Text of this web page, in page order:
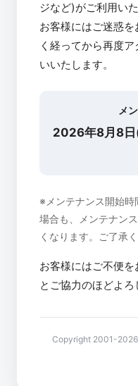
ジなど)がご利用い
お客様にはご迷惑
く経ってから再度
いいたします。
メ
2026年8月8
※メンテナンス開始
場合も、メンテナン
くなります。ご了承く
お客様にはご不便
とご協力のほどよろ
Copyright 2001-2026